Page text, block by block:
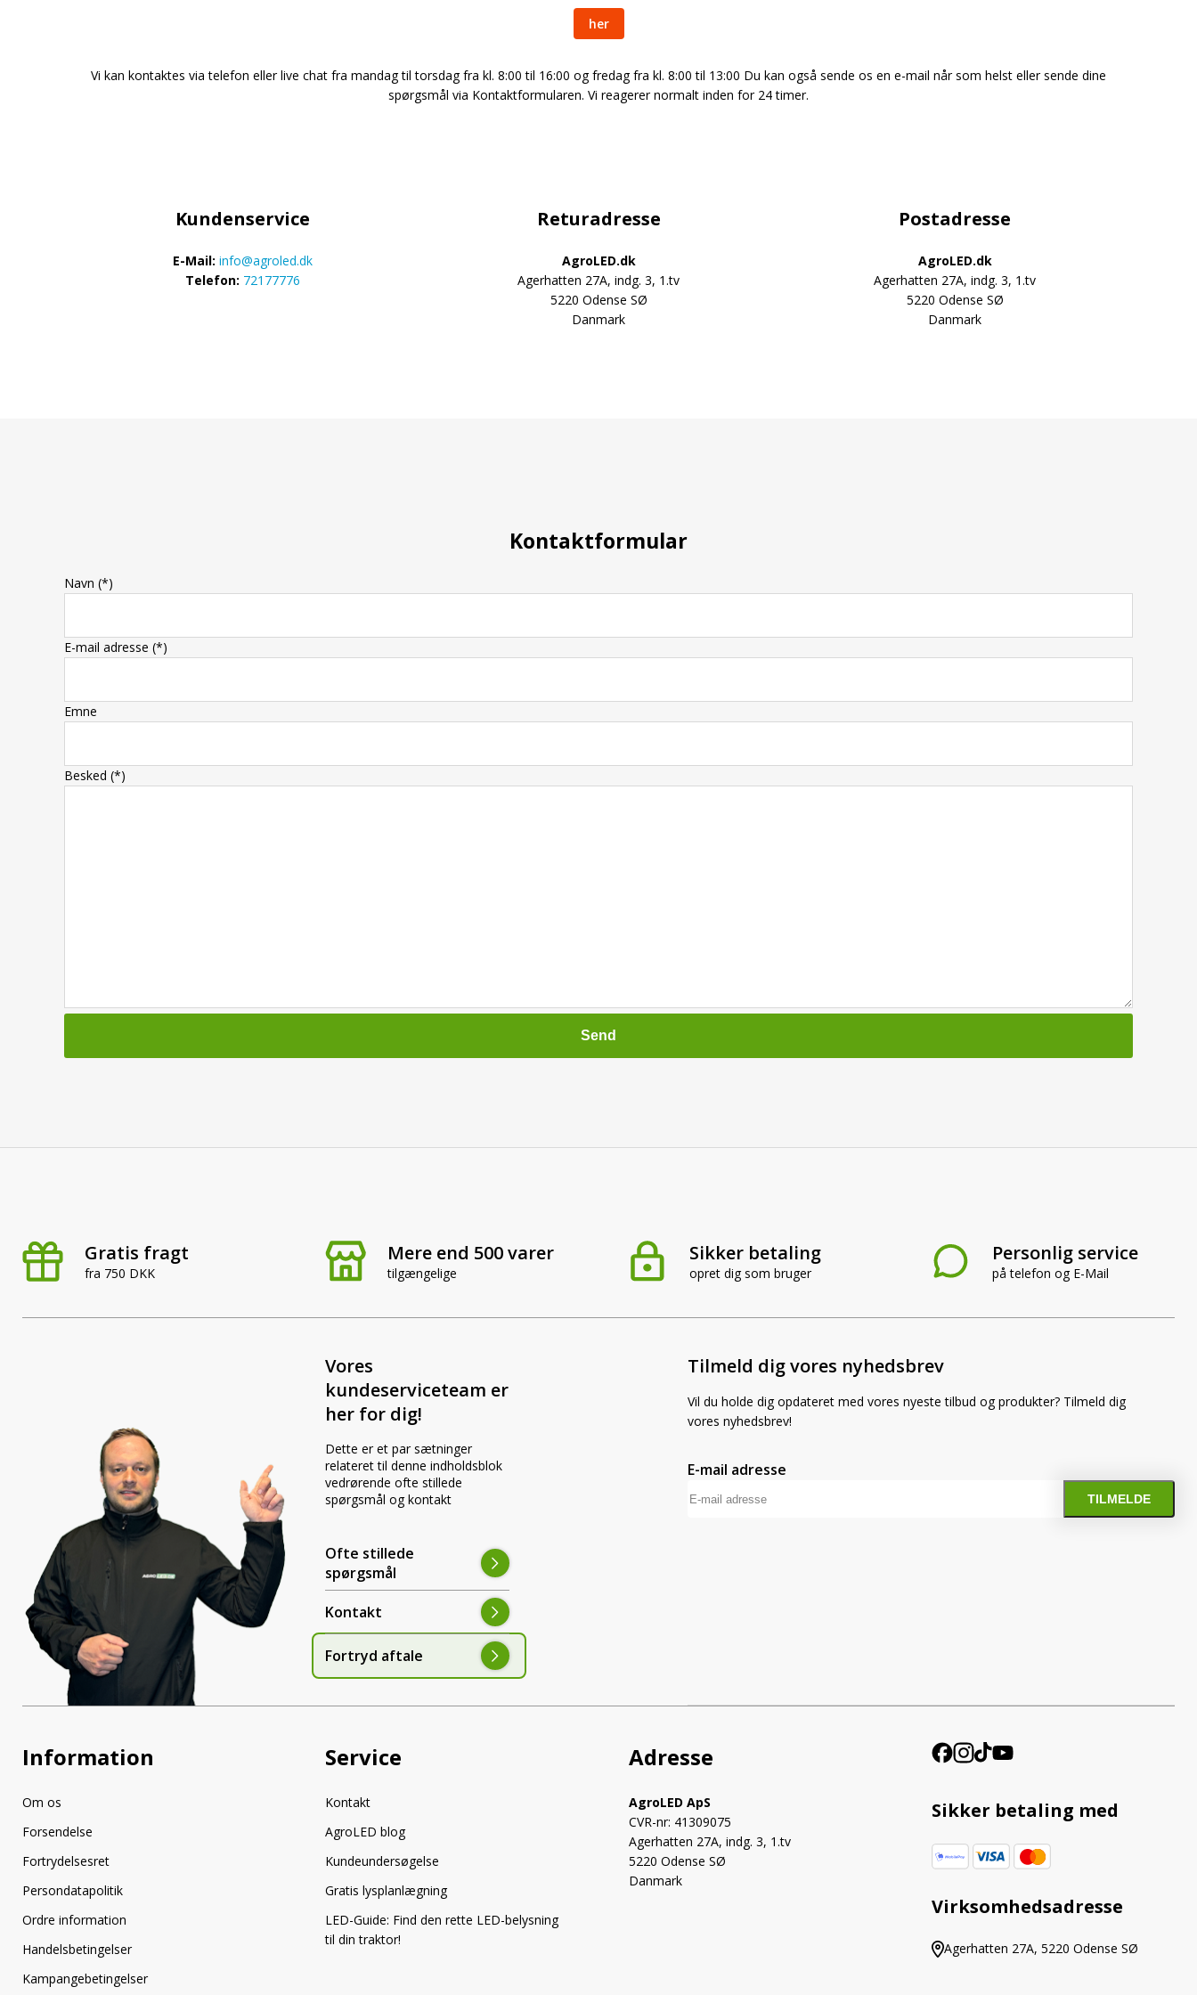
LED-værkstedslys
Find nemt den rigtige belysning til din traktor
her
Vi kan kontaktes via telefon eller live chat fra mandag til torsdag fra kl. 8:00 til 16:00 og fredag fra kl. 8:00 til 13:00 Du kan også sende os en e-mail når som helst eller sende dine
spørgsmål via Kontaktformularen. Vi reagerer normalt inden for 24 timer.
Kundenservice
E-Mail: info@agroled.dk
Telefon: 72177776
Returadresse
AgroLED.dk
Agerhatten 27A, indg. 3, 1.tv
5220 Odense SØ
Danmark
Postadresse
AgroLED.dk
Agerhatten 27A, indg. 3, 1.tv
5220 Odense SØ
Danmark
Kontaktformular
Navn (*)
E-mail adresse (*)
Emne
Besked (*)
Gratis fragt
fra 750 DKK
Mere end 500 varer
tilgængelige
Sikker betaling
opret dig som bruger
Personlig service
på telefon og E-Mail
Vores
kundeserviceteam er
her for dig!
Dette er et par sætninger
relateret til denne indholdsblok
vedrørende ofte stillede
spørgsmål og kontakt
Ofte stillede
spørgsmål
Kontakt
Fortryd aftale
Tilmeld dig vores nyhedsbrev
Vil du holde dig opdateret med vores nyeste tilbud og produkter? Tilmeld dig
vores nyhedsbrev!
E-mail adresse
Information
Om os
Forsendelse
Fortrydelsesret
Persondatapolitik
Ordre information
Handelsbetingelser
Kampangebetingelser
Service
Kontakt
AgroLED blog
Kundeundersøgelse
Gratis lysplanlægning
LED-Guide: Find den rette LED-belysning
til din traktor!
Adresse
AgroLED ApS
CVR-nr: 41309075
Agerhatten 27A, indg. 3, 1.tv
5220 Odense SØ
Danmark
Sikker betaling med
Virksomhedsadresse
Agerhatten 27A, 5220 Odense SØ